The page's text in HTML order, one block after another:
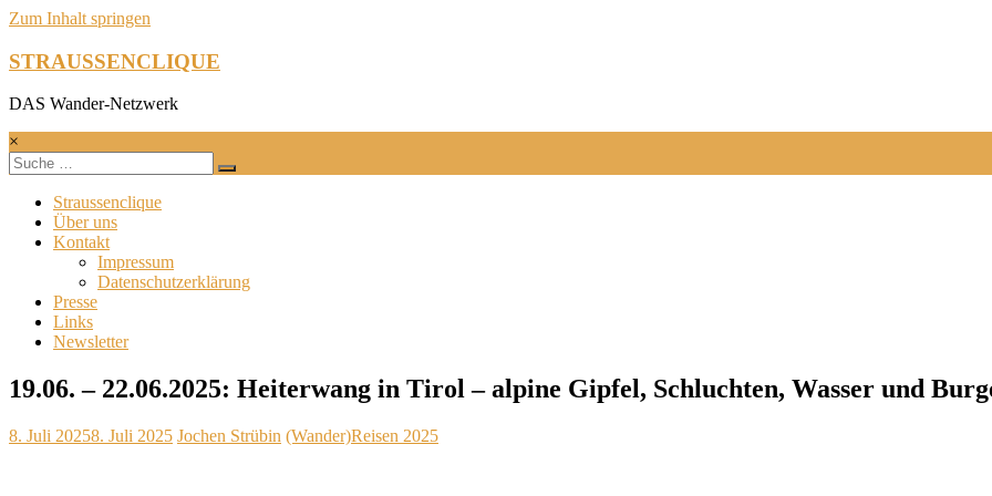
Zum Inhalt springen
STRAUSSENCLIQUE
DAS Wander-Netzwerk
×
Straussenclique
Über uns
Kontakt
Impressum
Datenschutzerklärung
Presse
Links
Newsletter
19.06. – 22.06.2025: Heiterwang in Tirol – alpine Gipfel, Schluchten, Wasser und
8. Juli 20258. Juli 2025 Jochen Strübin (Wander)Reisen 2025